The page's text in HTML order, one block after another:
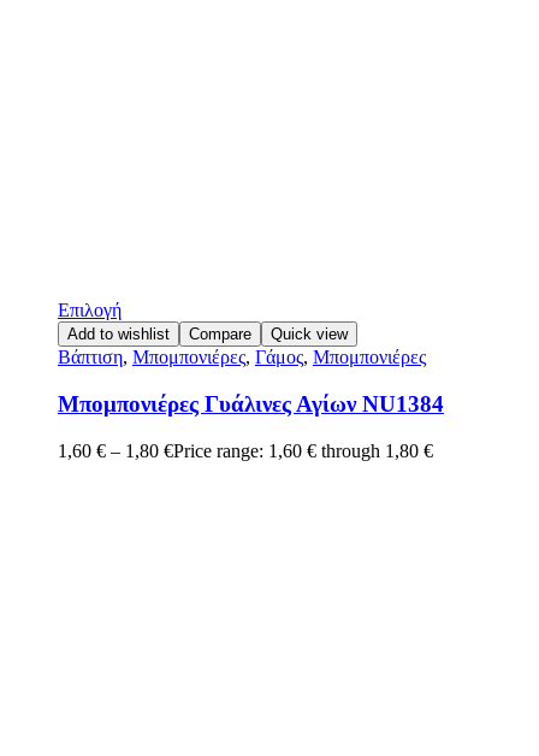
Επιλογή
Add to wishlist Compare Quick view
Βάπτιση, Μπομπονιέρες, Γάμος, Μπομπονιέρες
Μπομπονιέρες Γυάλινες Αγίων NU1384
1,60 € – 1,80 €Price range: 1,60 € through 1,80 €